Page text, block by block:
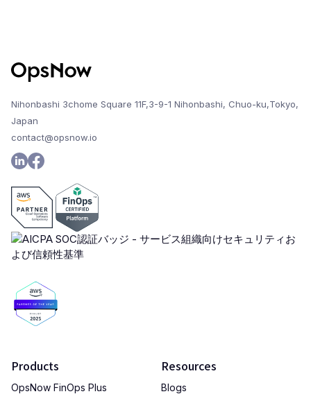
Nihonbashi 3chome Square 11F,3-9-1 Nihonbashi, Chuo-ku,Tokyo,
Japan
contact@opsnow.io
Products
OpsNow FinOps Plus
Resources
Blogs